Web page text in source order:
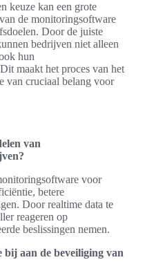
keuze kan een grote
de monitoringsoftware
Door de juiste
bedrijven niet alleen
hun
maakt het proces van het
van cruciaal belang voor
van
voor
betere
Door realtime data te
reageren op
beslissingen nemen.
aan de beveiliging van